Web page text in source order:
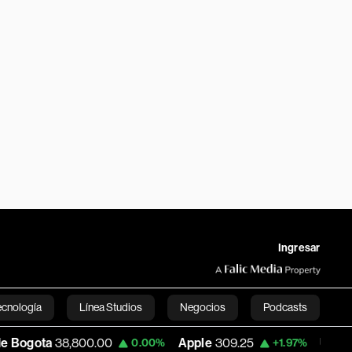
Ingresar
Línea Studios Negocios Podcasts
English0.00% Apple 309.25 +1.97% USD COP 3,195.99